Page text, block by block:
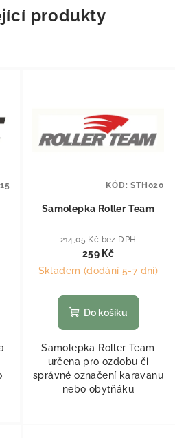
produkty
Samolepka Roller Team
214,05 Kč bez DPH
259 Kč
Skladem (dodání 5-7 dní)
Do košíku
Samolepka Roller Team
určena pro ozdobu či
správné označení karavanu
nebo obytňáku
KÓD:STH020